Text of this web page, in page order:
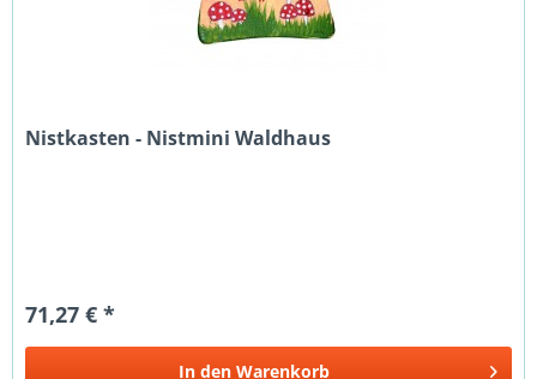
Nistkasten - Nistmini Waldhaus
71,27 € *
In den Warenkorb